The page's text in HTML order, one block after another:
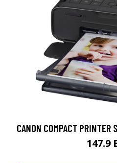
CANON COMPACT
147.9